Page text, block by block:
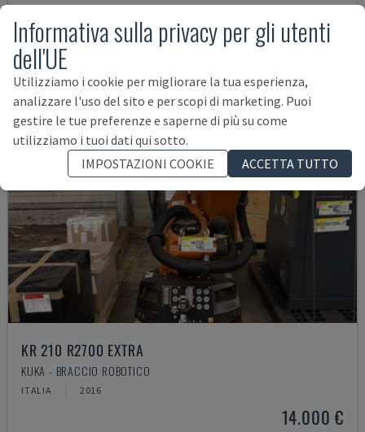
62.000 €
KR 210 R2700 EXTRA
KUKA - BRACCIO ROBOTICO
ITALIA 2016
14.000 €
Informativa sulla privacy per gli utenti
dell'UE
Utilizziamo i cookie per migliorare la tua esperienza,
analizzare l'uso del sito e per scopi di marketing. Puoi
gestire le tue preferenze e saperne di più su come
utilizziamo i tuoi dati qui sotto.
IMPOSTAZIONI COOKIE
ACCETTA TUTTO